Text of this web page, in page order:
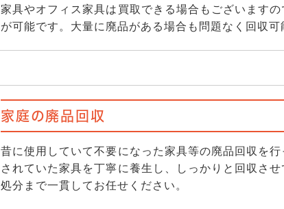
家具やオフィス家具は買取できる場合もございます
が可能です。大量に廃品がある場合も問題なく回収可
家庭の廃品回収
昔に使用していて不要になった家具等の廃品回収を
されていた家具を丁寧に養生し、しっかりと回収さ
処分まで一貫してお任せください。